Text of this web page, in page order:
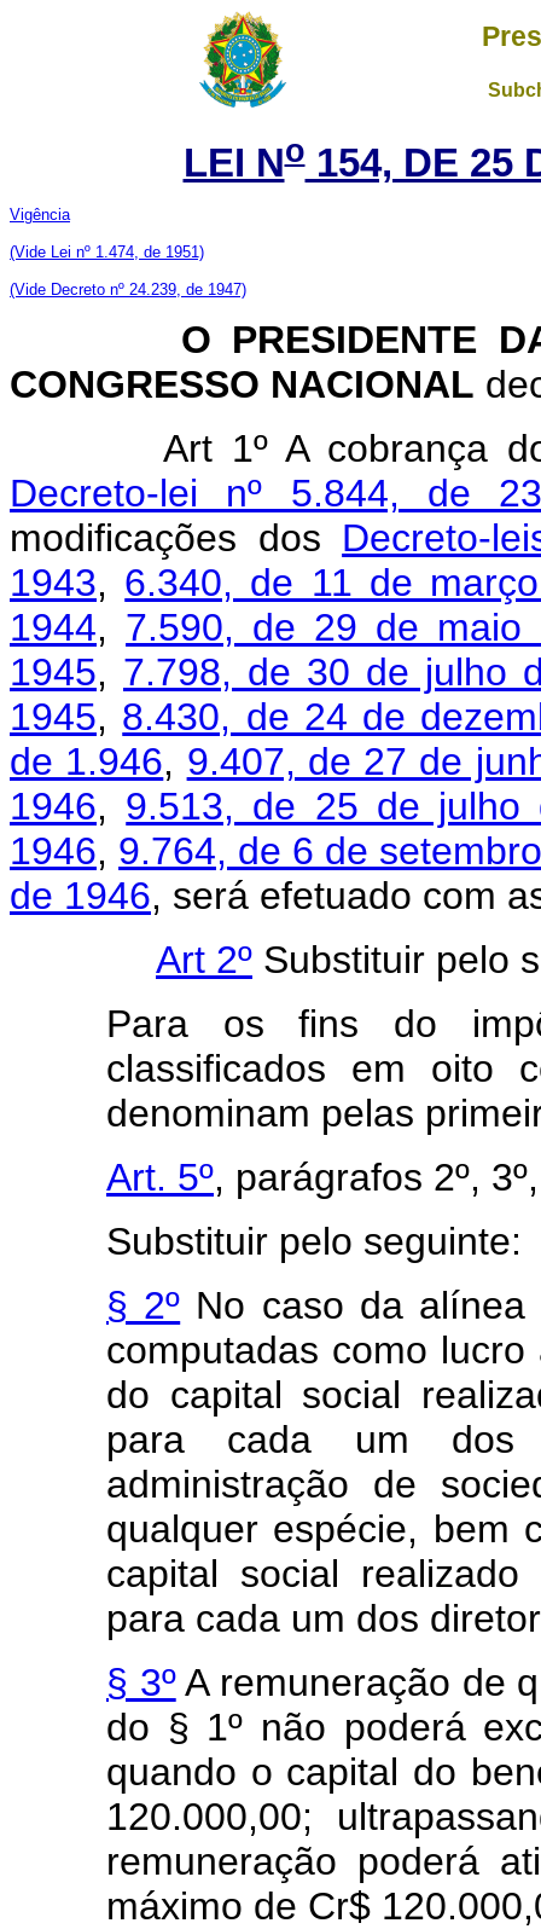
LEI No154, DE 25
Vigência
(Vide Lei nº 1.474, de 1951)
(Vide Decreto nº 24.239, de 1947)
O PRESIDENTE DA
CONGRESSO NACIONAL
Art 1º A cobrança
Decreto-lei nº 5.844, de
modificações dos Decreto-
1943, 6.340, de 11 de
1944, 7.590, de 29 de maio
1945, 7.798, de 30 de julho
1945, 8.430, de 24 de
de 1.946, 9.407, de 27 de
1946, 9.513, de 25 de julho
1946, 9.764, de 6 de
de 1946, será efetuado com
Art 2º Substituir pelo
Para os fins do
classificados em oito
denominam pelas
Art. 5º, parágrafos 2º,
Substituir pelo seguinte:
§ 2º No caso da alínea
computadas como
do capital social
para cada um dos
administração de
qualquer espécie, bem
capital social
para cada um dos
§ 3ºA remuneração de
do § 1º não poderá
quando o capital do
120.000,00;
remuneração poderá
máximo de Cr$